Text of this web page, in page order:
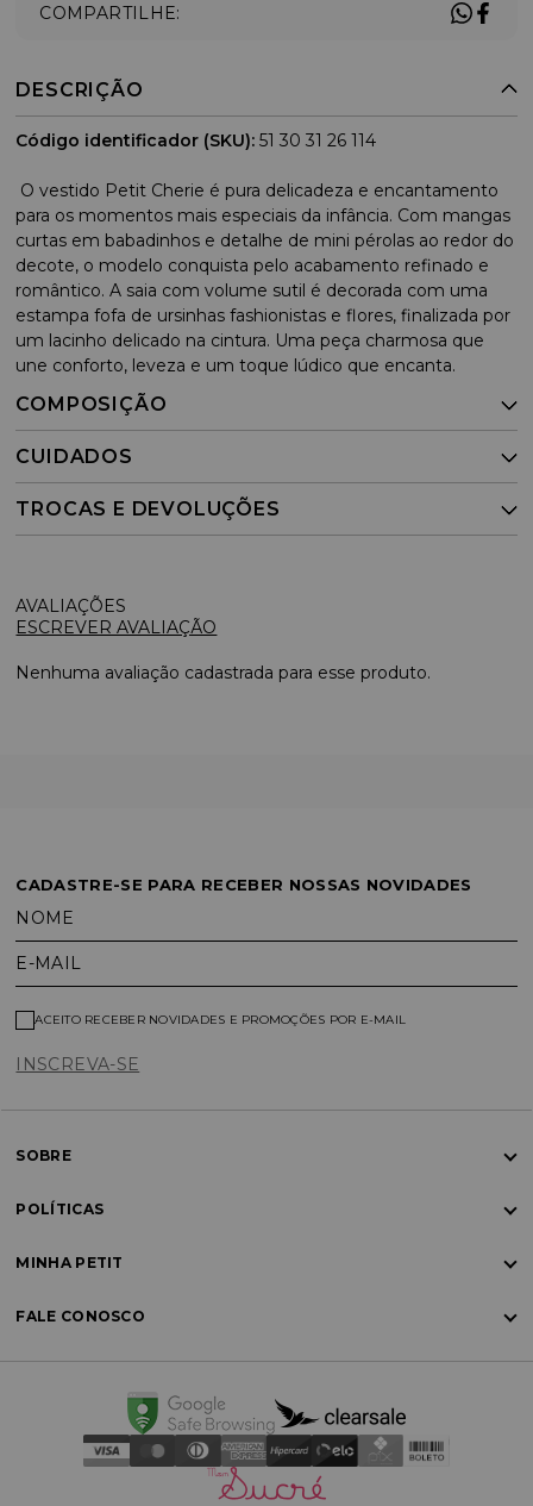
COMPARTILHE:
DESCRIÇÃO
Código identificador (SKU): 51 30 31 26 114
O vestido Petit Cherie é pura delicadeza e encantamento
para os momentos mais especiais da infância. Com mangas
curtas em babadinhos e detalhe de mini pérolas ao redor do
decote, o modelo conquista pelo acabamento refinado e
romântico. A saia com volume sutil é decorada com uma
estampa fofa de ursinhas fashionistas e flores, finalizada por
um lacinho delicado na cintura. Uma peça charmosa que
une conforto, leveza e um toque lúdico que encanta.
COMPOSIÇÃO
CUIDADOS
TROCAS E DEVOLUÇÕES
ESCREVER AVALIAÇÃO
Nenhuma avaliação cadastrada para esse produto.
CADASTRE-SE PARA RECEBER NOSSAS NOVIDADES
NOME
E-MAIL
INSCREVA-SE
ACEITO RECEBER NOVIDADES E PROMOÇÕES POR E-MAIL
SOBRE
POLÍTICAS
MINHA PETIT
FALE CONOSCO